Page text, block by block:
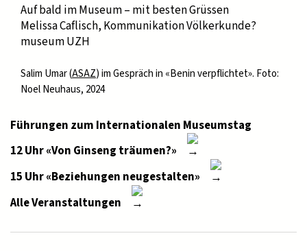
Auf bald im Museum – mit besten Grüssen
Melissa Caflisch, Kommunikation Völkerkunde?
museum UZH
Salim Umar (ASAZ) im Gespräch in «Benin verpflichtet». Foto:
Noel Neuhaus, 2024
Führungen zum Internationalen Museumstag
12 Uhr «Von Ginseng träumen?»
15 Uhr «Beziehungen neugestalten»
Alle Veranstaltungen